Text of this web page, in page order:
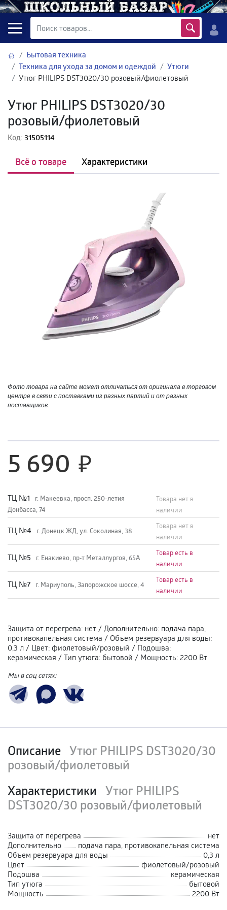
Бытовая техника
Техника для ухода за домом и одеждой
Утюги
Утюг PHILIPS DST3020/30 розовый/фиолетовый
Утюг PHILIPS DST3020/30
розовый/фиолетовый
Код:31505114
Всё о товаре Характеристики
Фото товара на сайте может отличаться от оригинала в торговом
центре в связи с поставками из разных партий и от разных
поставщиков.
5 690
TЦ №1
г. Макеевка, просп. 250-летия
Донбасса, 74
Товара нет в
наличии
TЦ №4 г. Донецк ЖД, ул. Соколиная, 38
Товара нет в
наличии
TЦ №5 г. Енакиево, пр-т Металлургов, 65А
Товар есть в
наличии
ТЦ №7 г. Мариуполь, Запорожское шоссе, 4
Товар есть в
наличии
Защита от перегрева: нет / Дополнительно: подача пара,
противокапельная система / Объем резервуара для воды:
0,3 л / Цвет: фиолетовый/розовый / Подошва:
керамическая / Тип утюга: бытовой / Мощность: 2200 Вт
Мы в соц сетях:
Описание Утюг PHILIPS DST3020/30
розовый/фиолетовый
Характеристики Утюг PHILIPS
DST3020/30 розовый/фиолетовый
Защита от перегрева
нет
Дополнительно
подача пара, противокапельная система
Объем резервуара для воды
0,3 л
Цвет
фиолетовый/розовый
Подошва
керамическая
Тип утюга
бытовой
Мощность
2200 Вт